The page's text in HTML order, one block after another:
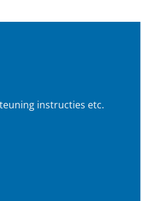
instructies etc.